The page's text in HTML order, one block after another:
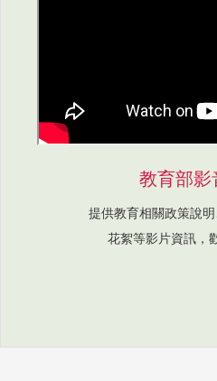
教育部影
提供教育相關政策說
花絮等影片資訊，